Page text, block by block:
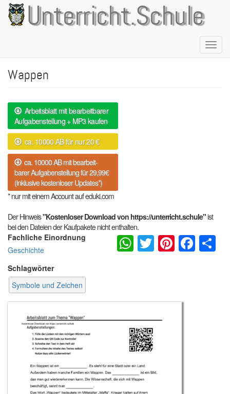
Direkt
zum
Inhalt
Unterricht.Schule
Wappen
Arbeitsblatt mit bearbeitbarer
Aufgabenstellung + MP3 kaufen
ca. 10000 AB für nur 20 €
ca. 10000 AB mit bearbeit-
barer Aufgabenstellung für 29,99€
(inklusive kostenloser Updates*)
* nur mit einem Account auf eduki.com
Der Hinweis"Kostenloser Download von https://unterricht.schule"ist
bei den Dateien der Kaufpakete nicht enthalten.
Fachliche Einordnung
Geschichte
Schlagwörter
Symbole und Zeichen
WhatsApp
Twitter